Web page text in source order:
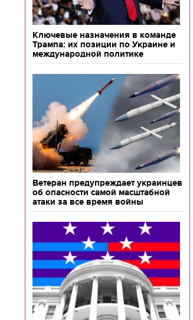
Ключевые назначения в команде
Трампа: их позиции по Украине и
международной политике
Ветеран предупреждает украинцев
об опасности самой масштабной
атаки за все время войны